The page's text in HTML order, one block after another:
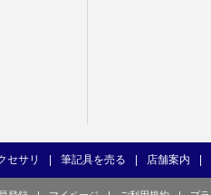
セサリ 筆記具を売る 店舗案内